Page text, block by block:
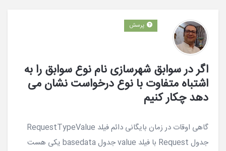
اگر در سوابق شهرسازی نام نوع سوابق را به
اشتباه متفاوت با نوع درخواست نشان می
دهد چکار کنیم
پرسش
گاهی اوقات در زمان بایگانی دائم فیلد RequestTypeValue
جدول Request با فیلد value جدول basedata یکی هست